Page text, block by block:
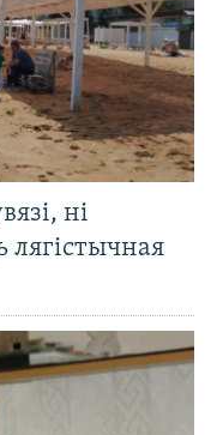
ні
лягістычная